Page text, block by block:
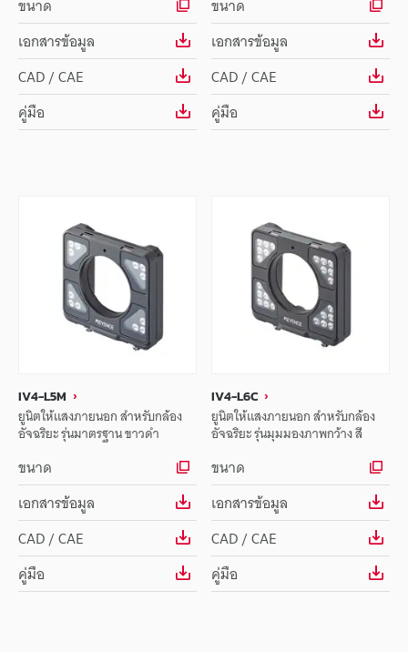
ขนาด
เอกสารข้อมูล
CAD / CAE
คู่มือ
ขนาด
เอกสารข้อมูล
CAD / CAE
คู่มือ
IV4-L5M
ยูนิตให้แสงภายนอก สำหรับกล้อง
อัจฉริยะ รุ่นมาตรฐาน ขาวดำ
ขนาด
เอกสารข้อมูล
CAD / CAE
คู่มือ
IV4-L6C
ยูนิตให้แสงภายนอก สำหรับกล้อง
อัจฉริยะ รุ่นมุมมองภาพกว้าง สี
ขนาด
เอกสารข้อมูล
CAD / CAE
คู่มือ